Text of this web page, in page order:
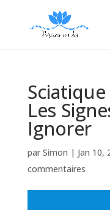
Les
Ignorer
par Simon | Jan 10,
commentaires